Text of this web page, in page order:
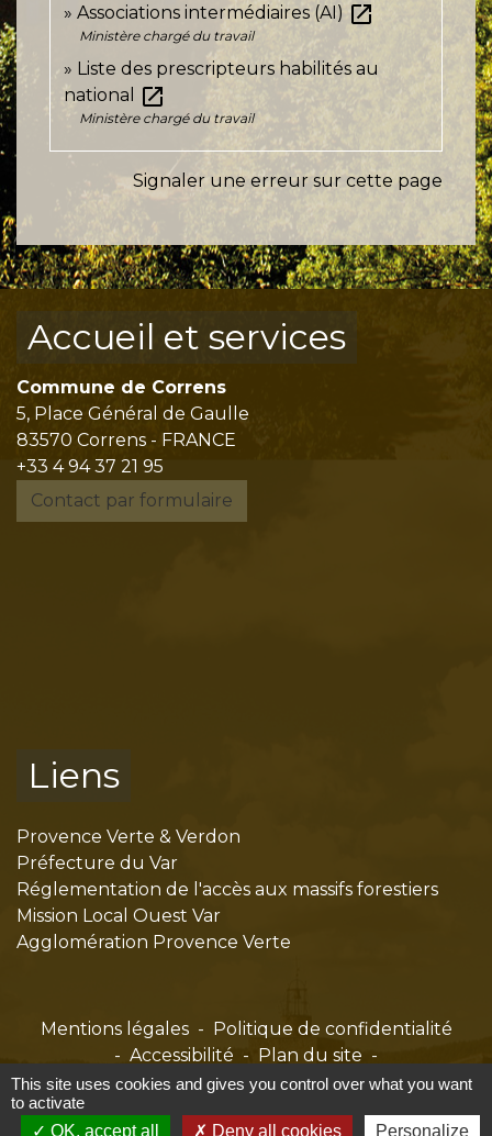
Associations intermédiaires (AI) open_in_new
Ministère chargé du travail
Liste des prescripteurs habilités au
national
open_in_new
Ministère chargé du travail
Signaler une erreur sur cette page
Accueil et services
Commune de Correns
5, Place Général de Gaulle
83570 Correns - FRANCE
+33 4 94 37 21 95
Contact par formulaire
Liens
Provence Verte & Verdon
Préfecture du Var
Réglementation de l'accès aux massifs forestiers
Mission Local Ouest Var
Agglomération Provence Verte
Mentions légales - Politique de confidentialité
- Accessibilité - Plan du site -
Gestion des cookies
This site uses cookies and gives you control over what you want
to activate
OK, accept all
Deny all cookies Personalize